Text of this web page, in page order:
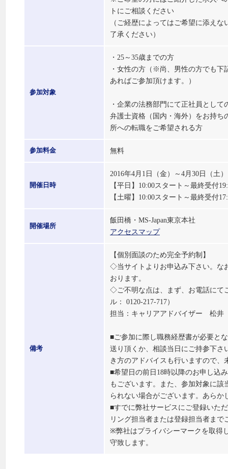
トにご相談ください
（ご経歴によってはご希望に添え
了承ください）
参加対象
・25～35歳までの方
・女性の方（※尚、男性の方でも下
あればご参加頂けます。）
・企業の法務部門にて正社員とし
弁護士資格（国内・海外）をお持ち
所への転職をご希望される方
参加料金 無料
開催日時
2016年4月1日（金）～4月30日（
【平日】10:00スタート～最終受付
【土曜】10:00スタート～最終受付
開催場所
飯田橋・MS-Japan東京本社
アクセスマップ
備考
【個別面談のため完全予約制】
◇当サイトよりお申込み下さい。な
おります。
◇ご不明な点は、まず、お電話にて
ル： 0120-217-717）
担当：キャリアアドバイザー 松
■ご参加に際し職務経歴書が必要と
送り頂くか、相談当日にご持参下さ
き方のアドバイスも行いますので
■希望日の前日18時以降のお申し込
もございます。また、参加対象に
られない場合がございます。あらか
■すでに弊社サービスにご登録いた
リング担当者または登録担当者まで
※弊社はプライバシーマークを取得
守致します。